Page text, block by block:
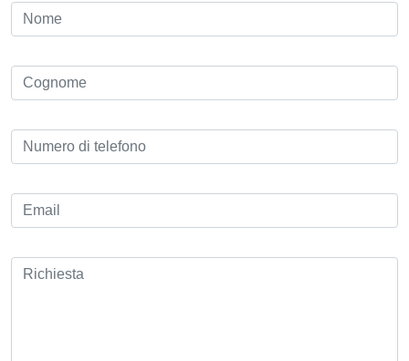
NOME
COGNOME
TELEFONO
EMAIL
RICHIESTA